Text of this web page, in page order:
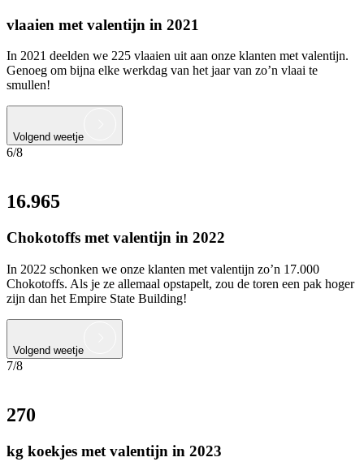
vlaaien met valentijn in 2021
In 2021 deelden we 225 vlaaien uit aan onze klanten met valentijn.
Genoeg om bijna elke werkdag van het jaar van zo’n vlaai te
smullen!
Volgend weetje
6/8
16.965
Chokotoffs met valentijn in 2022
In 2022 schonken we onze klanten met valentijn zo’n 17.000
Chokotoffs. Als je ze allemaal opstapelt, zou de toren een pak hoger
zijn dan het Empire State Building!
Volgend weetje
7/8
270
kg koekjes met valentijn in 2023